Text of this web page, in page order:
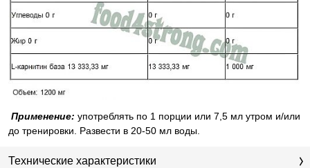
Применение: употреблять по 1 порции или 7,5 мл утром и/или
до тренировки. Развести в 20-50 мл воды.
Технические характеристики